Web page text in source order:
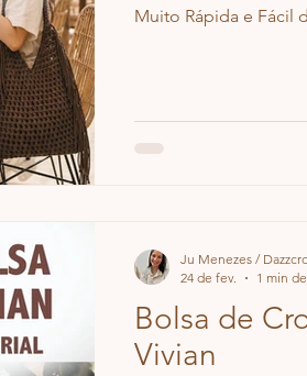
Muito Rápida e Fácil
Bolsa de
Vivian
Ju Menezes /
24 de fev.
1 min